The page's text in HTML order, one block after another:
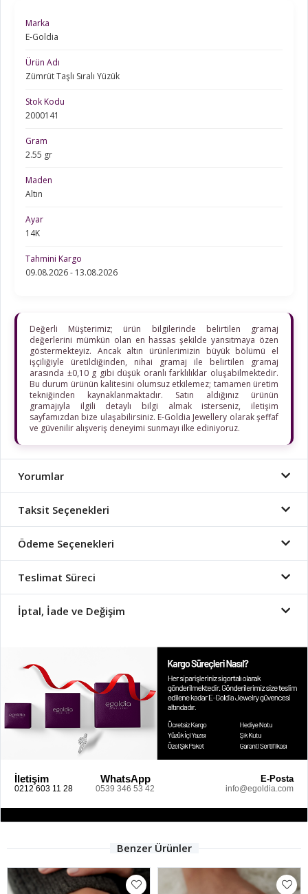
Marka
E-Goldia
Ürün Adı
Zümrüt Taşlı Sıralı Yüzük
Stok Kodu
2000141
Gram
2.55 gr
Maden
Altın
Ayar
14K
Tahmini Kargo
09.08.2026 - 13.08.2026
Değerli Müşterimiz; ürün bilgilerinde belirtilen gramaj
değerlerini mümkün olan en hassas şekilde yansıtmaya özen
göstermekteyiz. Ancak altın ürünlerimizin büyük bölümü el
işçiliğiyle üretildiğinden, nihai gramaj ile belirtilen gramaj
arasında ±0,10 g gibi düşük oranlı farklılıklar oluşabilmektedir.
Bu durum ürünün kalitesini olumsuz etkilemez; tamamen üretim
tekniğinden kaynaklanmaktadır. Satın aldığınız ürünün
gramajıyla ilgili detaylı bilgi almak isterseniz, iletişim
sayfamızdan bize ulaşabilirsiniz. E-Goldia Jewellery olarak şeffaf
ve güvenilir alışveriş deneyimi sunmayı ilke ediniyoruz.
Yorumlar
Taksit Seçenekleri
Ödeme Seçenekleri
Teslimat Süreci
İptal, İade ve Değişim
İletişim
0212 603 11 28
WhatsApp
0539 346 53 42
E-Posta
info@egoldia.com
Benzer Ürünler